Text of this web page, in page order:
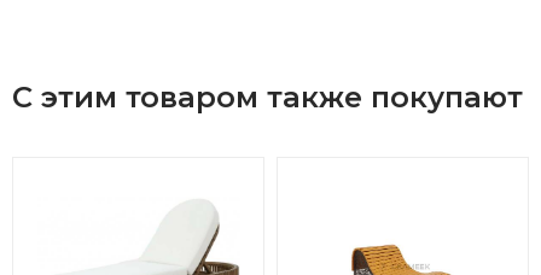
С этим товаром также покупают